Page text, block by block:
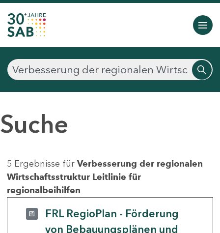
Suche
5 Ergebnisse für Verbesserung der regionalen
Wirtschaftsstruktur Leitlinie für
regionalbeihilfen
FRL RegioPlan - Förderung
von Bebauungsplänen und